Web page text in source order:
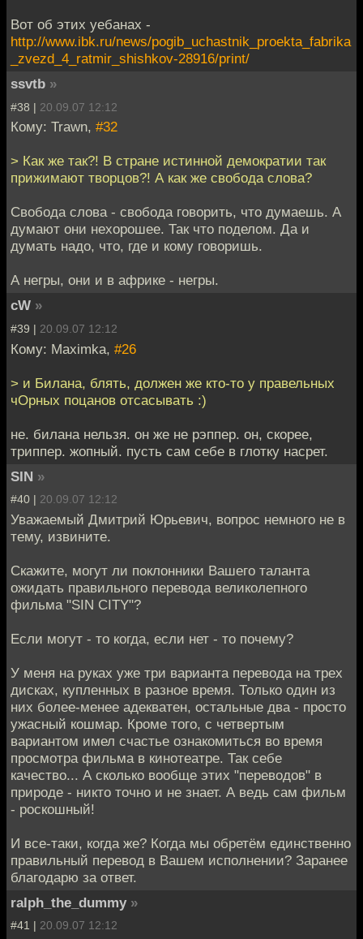
Вот об этих уебанах -
http://www.ibk.ru/news/pogib_uchastnik_proekta_fabrika
_zvezd_4_ratmir_shishkov-28916/print/
ssvtb »
#38 | 20.09.07 12:12
Кому: Trawn, #32
> Как же так?! В стране истинной демократии так
прижимают творцов?! А как же свобода слова?
Свобода слова - свобода говорить, что думаешь. А
думают они нехорошее. Так что поделом. Да и
думать надо, что, где и кому говоришь.
А негры, они и в африке - негры.
cW »
#39 | 20.09.07 12:12
Кому: Maximka, #26
> и Билана, блять, должен же кто-то у правельных
чОрных поцанов отсасывать :)
не. билана нельзя. он же не рэппер. он, скорее,
триппер. жопный. пусть сам себе в глотку насрет.
SIN »
#40 | 20.09.07 12:12
Уважаемый Дмитрий Юрьевич, вопрос немного не в
тему, извините.
Скажите, могут ли поклонники Вашего таланта
ожидать правильного перевода великолепного
фильма "SIN CITY"?
Если могут - то когда, если нет - то почему?
У меня на руках уже три варианта перевода на трех
дисках, купленных в разное время. Только один из
них более-менее адекватен, остальные два - просто
ужасный кошмар. Кроме того, с четвертым
вариантом имел счастье ознакомиться во время
просмотра фильма в кинотеатре. Так себе
качество... А сколько вообще этих "переводов" в
природе - никто точно и не знает. А ведь сам фильм
- роскошный!
И все-таки, когда же? Когда мы обретём единственно
правильный перевод в Вашем исполнении? Заранее
благодарю за ответ.
ralph_the_dummy »
#41 | 20.09.07 12:12